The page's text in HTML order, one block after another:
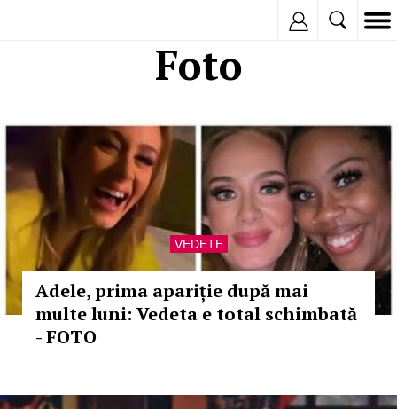
Foto
VEDETE
Adele, prima apariție după mai
multe luni: Vedeta e total schimbată
- FOTO